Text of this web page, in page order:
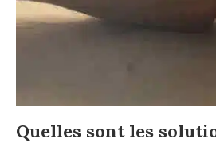
Quelles sont les